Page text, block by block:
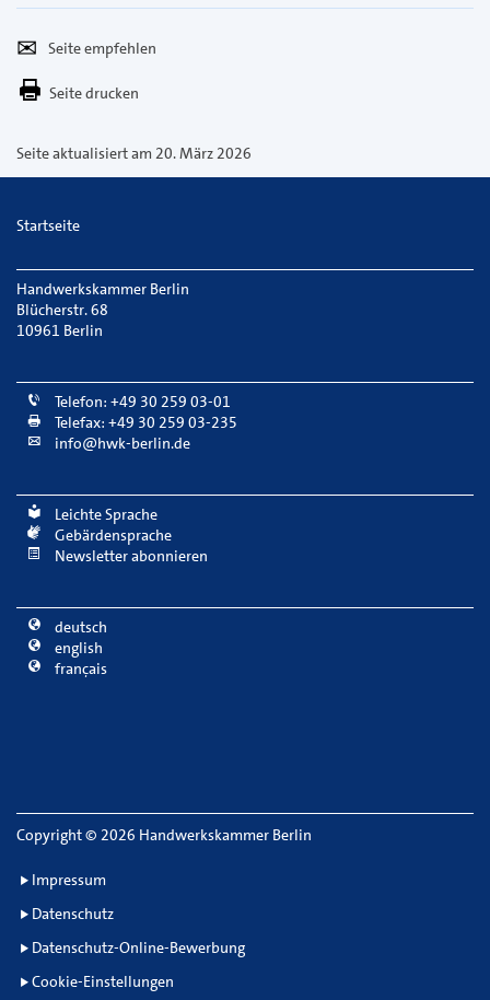
empfehlen
Per
E-
versenden
Seite drucken
Seite aktualisiert am 20. März 2026
Startseite
Handwerkskammer Berlin
Blücherstr. 68
10961 Berlin
Telefon: +49 30 259 03-01
Telefax: +49 30 259 03-235
info@hwk-berlin.de
Leichte Sprache
Gebärdensprache
Newsletter abonnieren
deutsch
english
français
Copyright© 2026 Handwerkskammer Berlin
Impressum
Datenschutz
Datenschutz-Online-Bewerbung
Cookie-Einstellungen